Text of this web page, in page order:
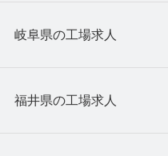
岐阜県の工場求人
福井県の工場求人